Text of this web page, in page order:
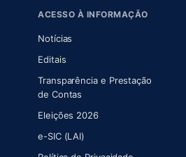
ACESSO À INFORMAÇÃO
Notícias
Editais
Transparência e Prestação
de Contas
Eleições 2026
e-SIC (LAI)